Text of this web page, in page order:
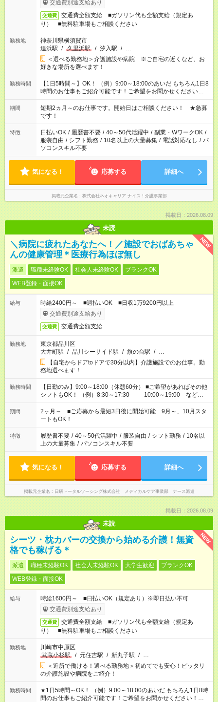
交通費別途支給あり
交通費
交通費全額支給 ■ガソリン代も全額支給（規定あ
り） ■無料駐車場もご相談ください
勤務地
神奈川県横須賀市
追浜駅 / 久里浜駅 / 汐入駅 / …
＜選べる勤務地＞介護施設や病院 ※ご自宅の近くなど、お
好きな場所を選べます！
勤務時間
【1日5時間～】OK！ （例）9:00～18:00のあいだ もちろん1日8
時間のお仕事もご紹介可能です！ご希望をお聞かせください！
その他の時間帯もあなたのライフスタイルに合わせて お選びい
ただけます！ 【シフト固定もOK】★家庭の都合でお休みが必要
な場合も遠慮なくご相談ください。 ※週最低15時間以上の勤務
が必要です
期間
短期2ヵ月～のお仕事です。開始日はご相談ください！ ★急募
です！
特徴 日払いOK / 履歴書不要 / 40～50代活躍中 / 副業・WワークOK /
服装自由 / シフト勤務 / 10名以上の大量募集 / 電話対応なし / パ
ソコンスキル不要
気になる！ 応募する 詳細へ
掲載元企業名 株式会社ネオキャリア ナイス！介護事業部
掲載日：2026.08.09
未読
NEW
＼病院に疲れたあなたへ！／施設でおばあちゃ
んの健康管理＊医療行為ほぼ無し
派遣 職種未経験OK 社会人未経験OK
ブランクOK
WEB登録・面接OK
給与
時給2400円～ ■週払いOK ■日収1万9200円以上
交通費別途支給あり
交通費 交通費全額支給
勤務地
東京都品川区
大井町駅 / 品川シーサイド駅 / 旗の台駅 / …
【自宅からドアtoドアで30分以内】介護施設でのお仕事。勤
務地選べます！
勤務時間
【日勤のみ】9:00～18:00（休憩60分） ■ご希望があればその他
シフトもOK！ （例）8:30～17:30 10:00～19:00 など
「家族とお休みを合わせたい」 「できれば残業はしたくない」
など、あなたのご希望に沿ったお仕事をご紹介します！ ※Wワ
ーク希望の方へ 今ご覧のお仕事で希望する勤務時間と、もう1つ
のお仕事の勤務時間。 合計で週40時間を超える場合は応募でき
ません
期間
2ヶ月～ ■ご応募から最短3日後に開始可能 9月～、10月スタ
ートもOK！
特徴 履歴書不要 / 40～50代活躍中 / 服装自由 / シフト勤務 / 10名以
上の大量募集 / パソコンスキル不要
気になる！ 応募する 詳細へ
掲載元企業名 日研トータルソーシング株式会社 メディカルケア事業部 ナース派遣
掲載日：2026.08.09
未読
NEW
シーツ・枕カバーの交換から始める介護！無資
格でも稼げる＊
派遣 職種未経験OK 社会人未経験OK 大学生歓迎
ブランクOK
WEB登録・面接OK
給与
時給1600円～ ■日払いOK（規定あり）※即日払い不可
交通費別途支給あり
交通費
交通費全額支給 ■ガソリン代も全額支給（規定あ
り） ■無料駐車場もご相談ください
勤務地
川崎市中原区
武蔵小杉駅
/ 元住吉駅 / 新丸子駅 / …
＜近所で働ける！選べる勤務地＞初めてでも安心！ピッタリ
の介護施設や病院をご紹介！
勤務時間
★1日5時間～OK！ （例）9:00～18:00のあいだ もちろん1日8時
間のお仕事もご紹介可能です！ご希望をお聞かせください！★家